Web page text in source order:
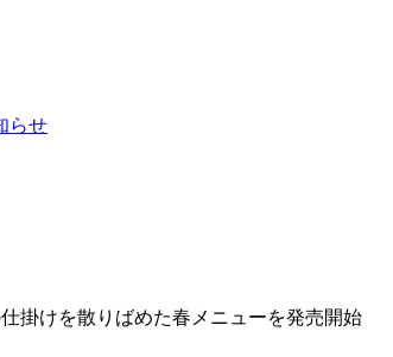
らせ
掛けを散りばめた春メニューを発売開始